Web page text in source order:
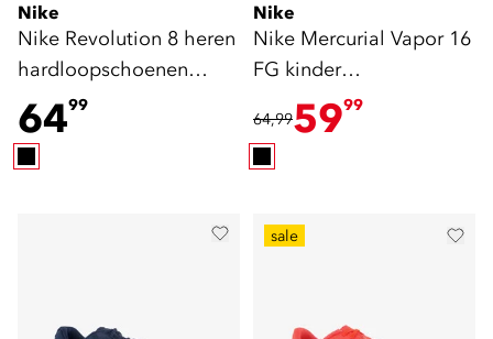
Nike
Nike Revolution 8 heren
hardloopschoenen
zwart
6499
Nike
Nike Mercurial Vapor 16
FG kinder
voetbalschoenen groen
64,995999
sale